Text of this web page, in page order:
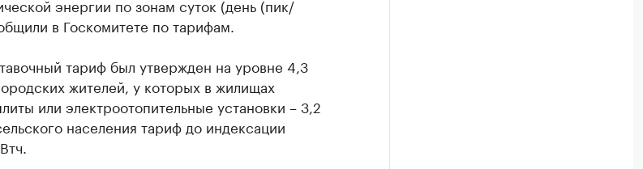
энергии по зонам суток (день (пик/
в Госкомитете по тарифам.
тариф был утвержден на уровне 4,3
жителей, у которых в жилищах
или электроотопительные установки – 3,2
населения тариф до индексации